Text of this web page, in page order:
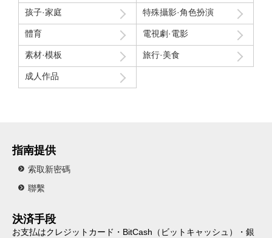
孩子·家庭 特殊攝影·角色扮演
體育 電視劇·電影
素材·模板 旅行·美食
成人作品
指南提供
索取新密碼
聯繫
決済手段
お支払はクレジットカード・BitCash（ビットキャッシュ）・銀